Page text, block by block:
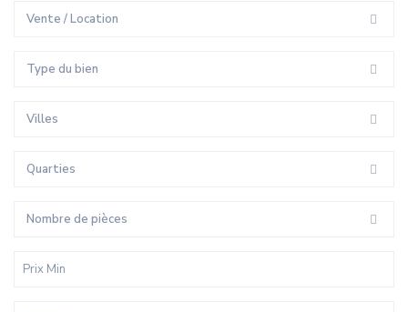
Vente / Location
Type du bien
Villes
Quarties
Nombre de pièces